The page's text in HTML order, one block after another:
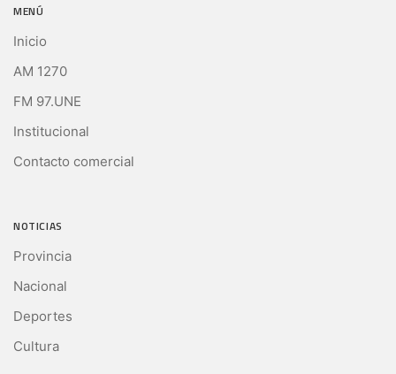
MENÚ
Inicio
AM 1270
FM 97.UNE
Institucional
Contacto comercial
NOTICIAS
Provincia
Nacional
Deportes
Cultura